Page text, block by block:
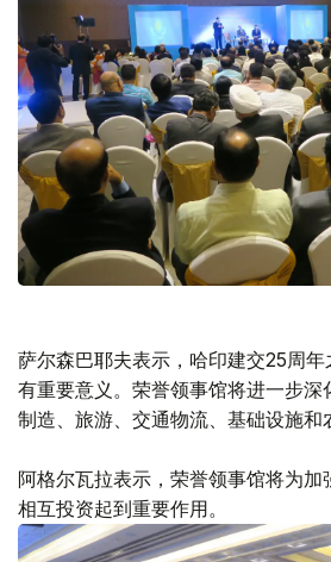
萨尔森巴耶夫表示，哈印建交25周
有重要意义。荣誉领事馆将进一步
制造、旅游、交通物流、基础设施和
阿格尔瓦拉表示，荣誉领事馆将为加
相互投资起到重要作用。